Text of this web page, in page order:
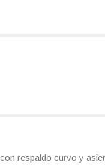
respaldo curvo y